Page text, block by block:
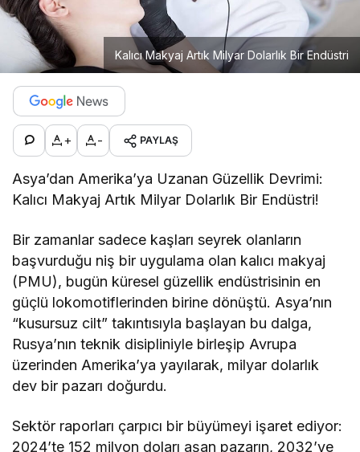
Kalıcı Makyaj Artık Milyar Dolarlık Bir Endüstri
+ - PAYLAŞ
Asya’dan Amerika’ya Uzanan Güzellik Devrimi:
Kalıcı Makyaj Artık Milyar Dolarlık Bir Endüstri!
Bir zamanlar sadece kaşları seyrek olanların
başvurduğu niş bir uygulama olan kalıcı makyaj
(PMU), bugün küresel güzellik endüstrisinin en
güçlü lokomotiflerinden birine dönüştü. Asya’nın
“kusursuz cilt” takıntısıyla başlayan bu dalga,
Rusya’nın teknik disipliniyle birleşip Avrupa
üzerinden Amerika’ya yayılarak, milyar dolarlık
dev bir pazarı doğurdu.
Sektör raporları çarpıcı bir büyümeyi işaret ediyor:
2024’te 152 milyon doları aşan pazarın, 2032’ye